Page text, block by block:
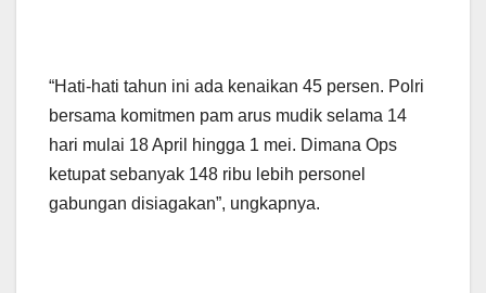
“Hati-hati tahun ini ada kenaikan 45 persen. Polri
bersama komitmen pam arus mudik selama 14
hari mulai 18 April hingga 1 mei. Dimana Ops
ketupat sebanyak 148 ribu lebih personel
gabungan disiagakan”, ungkapnya.